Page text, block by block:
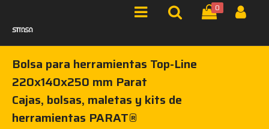
0
Bolsa para herramientas Top-Line
220x140x250 mm Parat
Cajas, bolsas, maletas y kits de
herramientas PARAT®